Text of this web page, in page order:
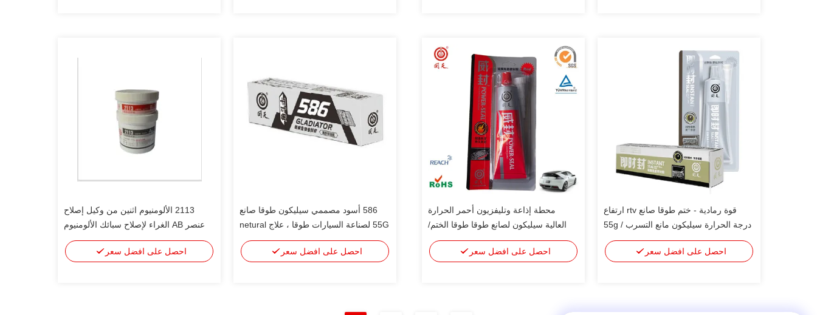
قوة رمادية - ختم طوقا صانع rtv ارتفاع
درجة الحرارة سيليكون مانع التسرب 55g /
90g
احصل على افضل سعر
محطة إذاعة وتليفزيون أحمر الحرارة
العالية سيليكون لصانع طوقا طوقا الختم/
أحمر محطة إذاعة وتليفزيون سيليكون
لاصقة
احصل على افضل سعر
586 أسود مصممي سيليكون طوقا صانع
55G لصناعة السيارات طوقا ، علاج netural
احصل على افضل سعر
2113 الألومنيوم اثنين من وكيل إصلاح
عنصر AB الغراء لإصلاح سبائك الألومنيوم
ارتداء والتآكل
احصل على افضل سعر